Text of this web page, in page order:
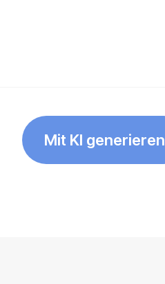
Mit KI generieren